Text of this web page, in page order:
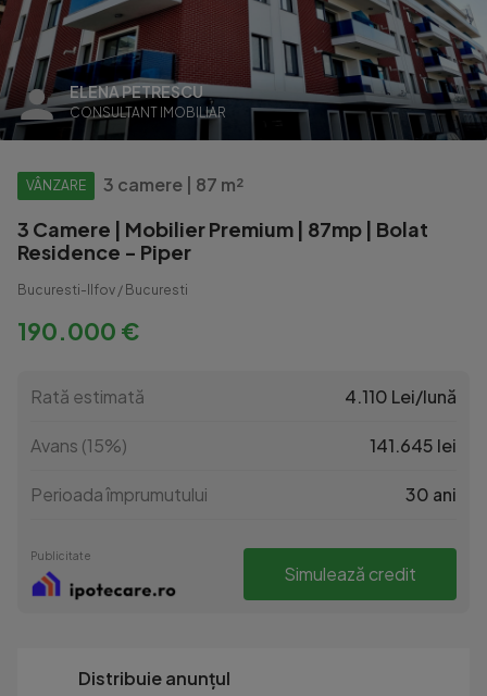
ELENA PETRESCU
CONSULTANT IMOBILIAR
VÂNZARE 3 camere | 87 m²
3 Camere | Mobilier Premium | 87mp | Bolat
Residence - Piper
Bucuresti-Ilfov / Bucuresti
190.000 €
Rată estimată 4.110 Lei/lună
Avans (15%) 141.645 lei
Perioada împrumutului 30 ani
Publicitate
Simulează credit
Distribuie anunțul